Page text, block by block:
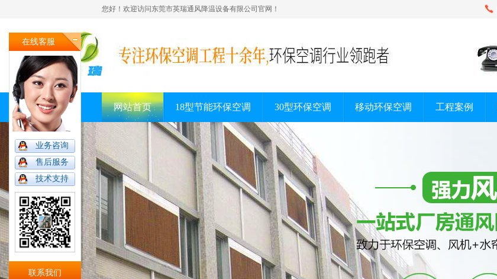
您好！欢迎访问东莞市英瑞通风降温设备有限公司官网！
网站首页 18型节能环保空调 30型环保空调 移动环保空调 工程案例
在线客服
业务咨询
售后服务
技术支持
联系我们